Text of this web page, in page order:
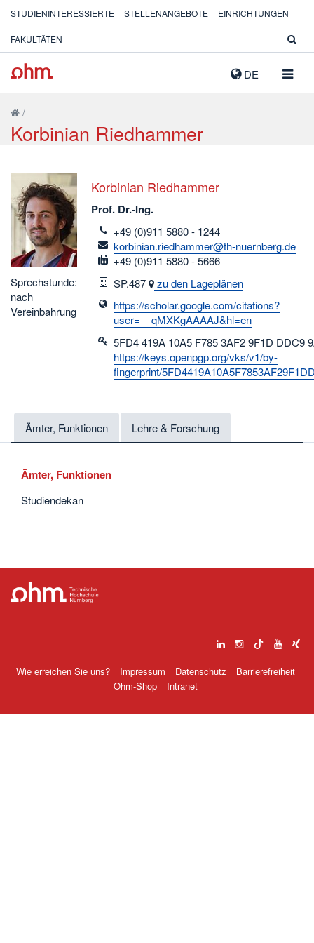
DE
STUDIENINTERESSIERTE STELLENANGEBOTE EINRICHTUNGEN
FAKULTÄTEN
/
Korbinian Riedhammer
Sprechstunde:
nach
Vereinbahrung
Korbinian Riedhammer
Prof. Dr.-Ing.
telefon
+49 (0)911 5880 - 1244
email
korbinian.riedhammer@th-nuernberg.de
fax
+49 (0)911 5880 - 5666
Raum
SP.487 zu den Lageplänen
https://scholar.google.com/citations?
user=__qMXKgAAAAJ&hl=en
5FD4 419A 10A5 F785 3AF2 9F1D DDC9
https://keys.openpgp.org/vks/v1/by-
fingerprint/
Ämter, Funktionen Lehre & Forschung
Ämter, Funktionen
Studiendekan
Wie erreichen Sie uns? Impressum Datenschutz
Barrierefreiheit
Ohm-Shop
Intranet